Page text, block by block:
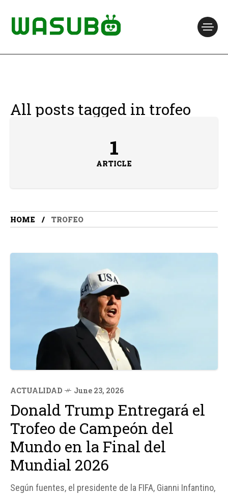
All posts tagged in trofeo
1
ARTICLE
HOME TROFEO
ACTUALIDAD June 23, 2026
Donald Trump Entregará el
Trofeo de Campeón del
Mundo en la Final del
Mundial 2026
Según fuentes, el presidente de la FIFA, Gianni Infantino,